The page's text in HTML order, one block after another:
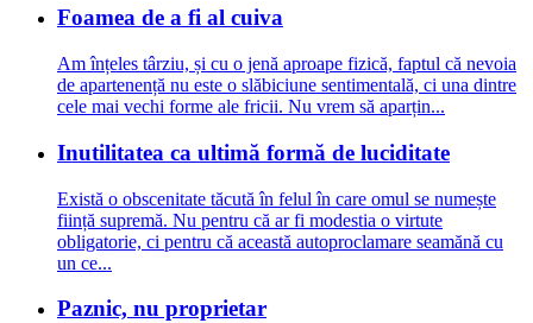
Foamea de a fi al cuiva
Am înțeles târziu, și cu o jenă aproape fizică, faptul că nevoia
de apartenență nu este o slăbiciune sentimentală, ci una dintre
cele mai vechi forme ale fricii. Nu vrem să aparțin...
Inutilitatea ca ultimă formă de luciditate
Există o obscenitate tăcută în felul în care omul se numește
ființă supremă. Nu pentru că ar fi modestia o virtute
obligatorie, ci pentru că această autoproclamare seamănă cu
un ce...
Paznic, nu proprietar